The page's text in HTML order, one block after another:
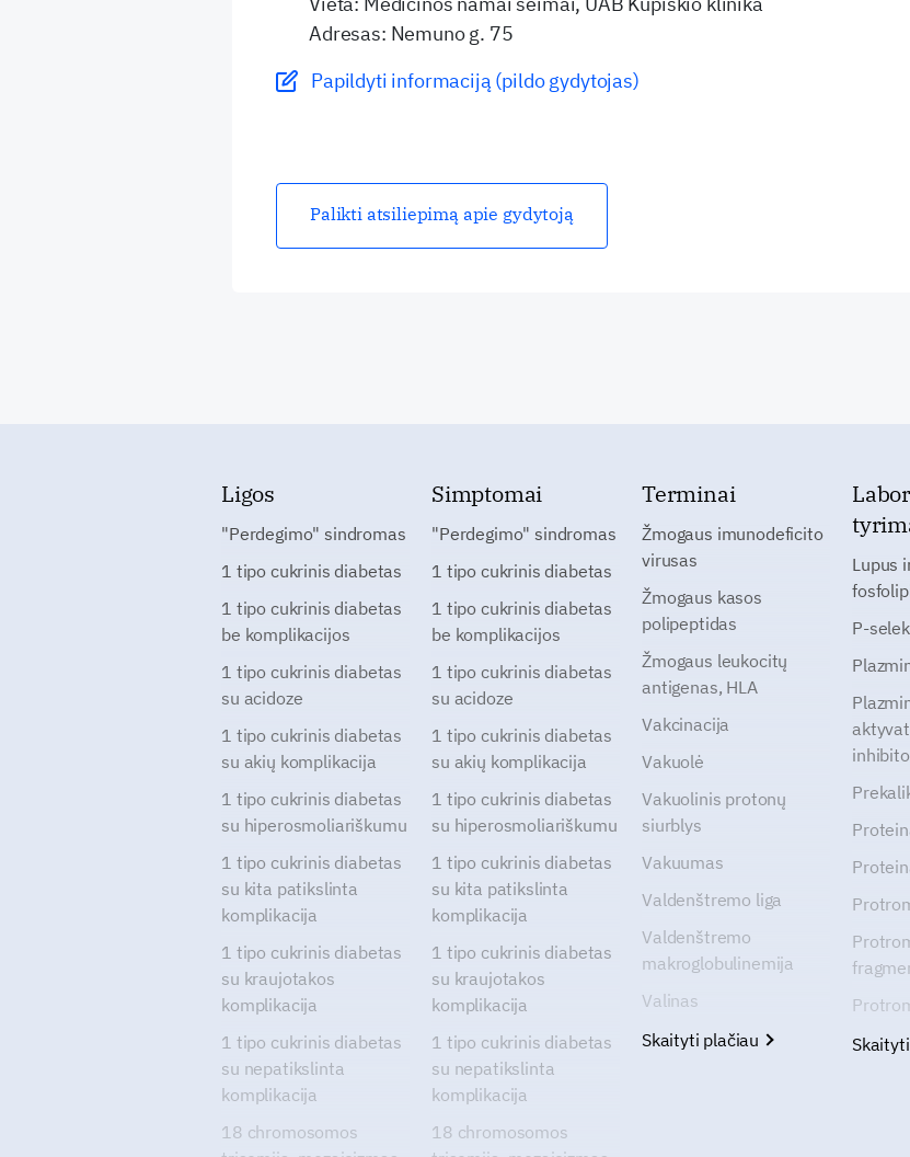
Adresas: Nemuno g. 75
Papildyti informaciją (pildo gydytojas)
Palikti atsiliepimą apie gydytoją
Ligos
"Perdegimo" sindromas
1 tipo cukrinis diabetas
1 tipo cukrinis diabetas
be komplikacijos
1 tipo cukrinis diabetas
su acidoze
1 tipo cukrinis diabetas
su akių komplikacija
1 tipo cukrinis diabetas
su hiperosmoliariškumu
1 tipo cukrinis diabetas
su kita patikslinta
komplikacija
1 tipo cukrinis diabetas
su kraujotakos
komplikacija
1 tipo cukrinis diabetas
su nepatikslinta
komplikacija
18 chromosomos
Simptomai
"Perdegimo" sindromas
1 tipo cukrinis diabetas
1 tipo cukrinis diabetas
be komplikacijos
1 tipo cukrinis diabetas
su acidoze
1 tipo cukrinis diabetas
su akių komplikacija
1 tipo cukrinis diabetas
su hiperosmoliariškumu
1 tipo cukrinis diabetas
su kita patikslinta
komplikacija
1 tipo cukrinis diabetas
su kraujotakos
komplikacija
1 tipo cukrinis diabetas
su nepatikslinta
komplikacija
18 chromosomos
Terminai
Žmogaus imunodeficito
virusas
Žmogaus kasos
polipeptidas
Žmogaus leukocitų
antigenas, HLA
Vakcinacija
Vakuolė
Vakuolinis protonų
siurblys
Vakuumas
Valdenštremo liga
Valdenštremo
makroglobulinemija
Valinas
Skaityti plačiau
Lupus
P-